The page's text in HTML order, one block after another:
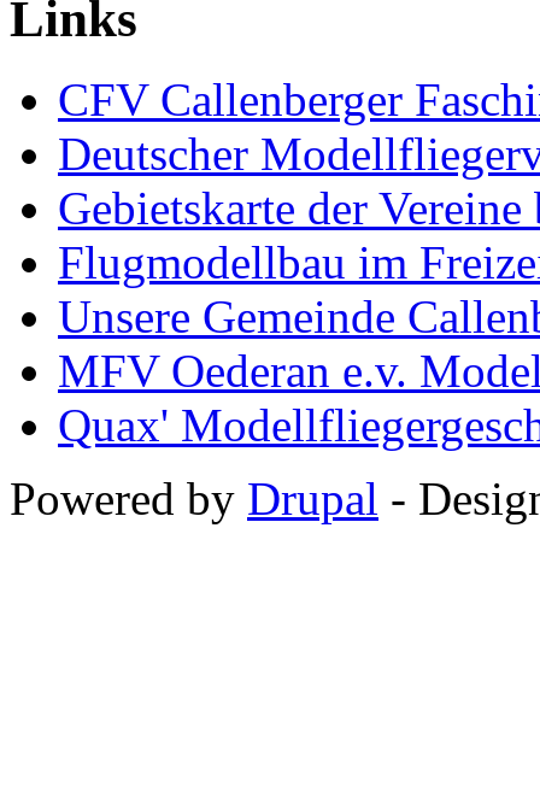
Links
CFV Callenberger
Deutscher
Gebietskarte der
Flugmodellbau im
Unsere Gemeinde
MFV Oederan e.v.
Quax'
Powered by Drupal -